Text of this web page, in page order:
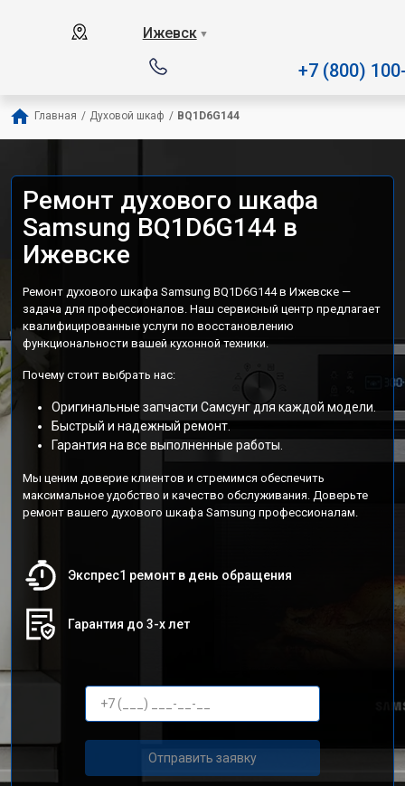
Ижевск ▼
+7 (800)
Главная / Духовой шкаф / BQ1D6G144
Ремонт духового шкафа
Samsung BQ1D6G144 в
Ижевске
Ремонт духового шкафа Samsung BQ1D6G144 в Ижевске —
задача для профессионалов. Наш сервисный центр предлагает
квалифицированные услуги по восстановлению
функциональности вашей кухонной техники.
Почему стоит выбрать нас:
Оригинальные запчасти Самсунг для каждой модели.
Быстрый и надежный ремонт.
Гарантия на все выполненные работы.
Мы ценим доверие клиентов и стремимся обеспечить
максимальное удобство и качество обслуживания. Доверьте
ремонт вашего духового шкафа Samsung профессионалам.
Экспрес1 ремонт в день обращения
Гарантия до 3-х лет
Отправить заявку